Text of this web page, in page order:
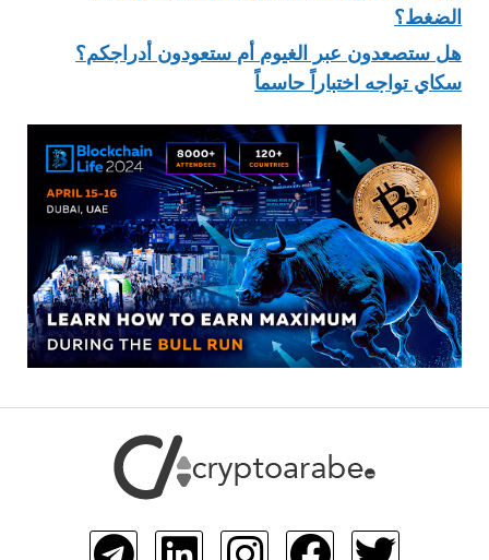
الضغط؟
هل ستصعدون عبر الغيوم أم ستعودون أدراجكم؟
سكاي تواجه اختباراً حاسماً